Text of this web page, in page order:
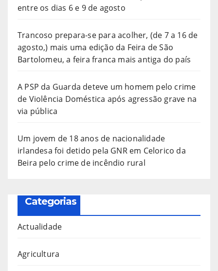
entre os dias 6 e 9 de agosto
Trancoso prepara-se para acolher, (de 7 a 16 de
agosto,) mais uma edição da Feira de São
Bartolomeu, a feira franca mais antiga do país
A PSP da Guarda deteve um homem pelo crime
de Violência Doméstica após agressão grave na
via pública
Um jovem de 18 anos de nacionalidade
irlandesa foi detido pela GNR em Celorico da
Beira pelo crime de incêndio rural
Categorias
Actualidade
Agricultura